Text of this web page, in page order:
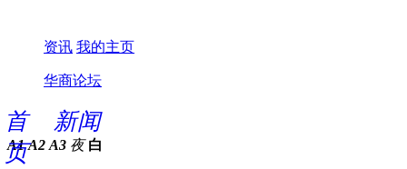
资讯 我的主页
华商论坛
首
页
新闻
A1 A2 A3 夜 白